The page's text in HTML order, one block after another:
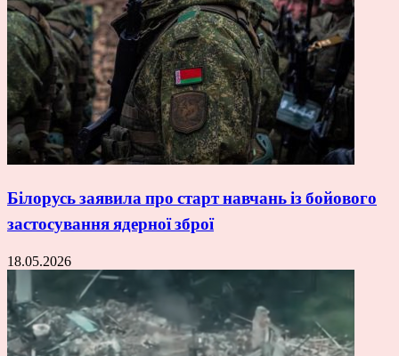
Білорусь заявила про старт навчань із бойового
застосування ядерної зброї
18.05.2026